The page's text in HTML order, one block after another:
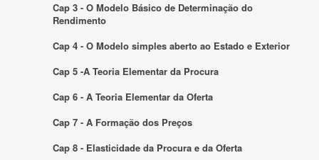
Cap 3 - O Modelo Básico de Determinação do
Rendimento
Cap 4 - O Modelo simples aberto ao Estado e Exterior
Cap 5 -A Teoria Elementar da Procura
Cap 6 - A Teoria Elementar da Oferta
Cap 7 - A Formação dos Preços
Cap 8 - Elasticidade da Procura e da Oferta